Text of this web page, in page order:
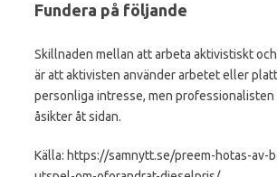
Fundera på följande
Skillnaden mellan att arbeta aktivistiskt
är att aktivisten använder arbetet eller
personliga intresse, men professionalisten
åsikter åt sidan.
Källa: https://samnytt.se/preem-hotas-av-